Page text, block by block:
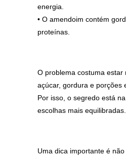
energia.
• O amendoim contém
proteínas.
O problema costuma estar
açúcar, gordura e porções
Por isso, o segredo está
escolhas mais equilibradas.
Uma dica importante é